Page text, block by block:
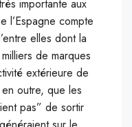
importante aux
l’Espagne compte
elles dont la
de marques
extérieure de
outre, que les
pas” de sortir